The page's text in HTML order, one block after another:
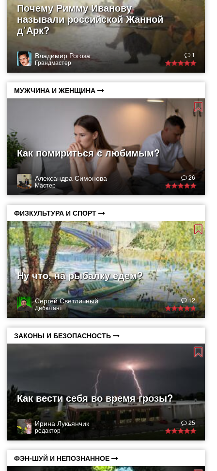
Почему Римму Иванову
называли российской Жанной
д’Арк?
Владимир Рогоза
Грандмастер
1
МУЖЧИНА И ЖЕНЩИНА
Как помириться с любимым?
Александра Симонова
Мастер
26
ФИЗКУЛЬТУРА И СПОРТ
Ну что, на рыбалку едем?
Сергей Светличный
Дебютант
12
ЗАКОНЫ И БЕЗОПАСНОСТЬ
Как вести себя во время грозы?
Ирина Лукьянчик
редактор
25
ФЭН-ШУЙ И НЕПОЗНАННОЕ